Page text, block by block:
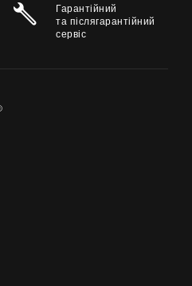
Гарантійний
та післягарантійний
сервіс